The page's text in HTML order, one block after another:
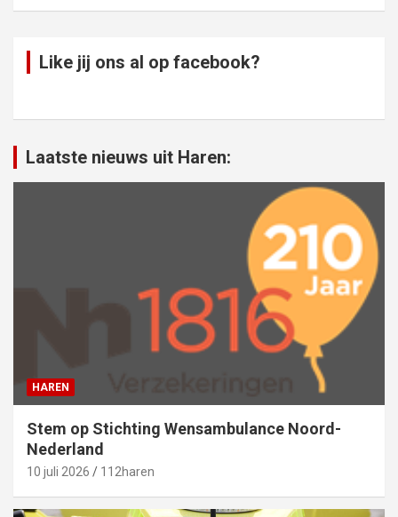
Like jij ons al op facebook?
Laatste nieuws uit Haren:
HAREN
Stem op Stichting Wensambulance Noord-
Nederland
10 juli 2026 112haren